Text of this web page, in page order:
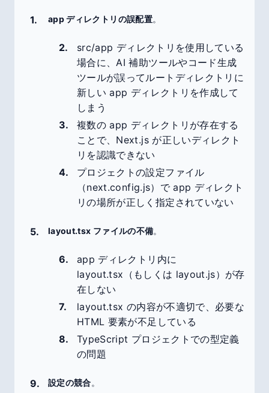
app ディレクトリの誤配置。
src/app ディレクトリを使用している
場合に、AI 補助ツールやコード生成
ツールが誤ってルートディレクトリに
新しい app ディレクトリを作成して
しまう
複数の app ディレクトリが存在する
ことで、Next.js が正しいディレクト
リを認識できない
プロジェクトの設定ファイル
（next.config.js）で app ディレクト
リの場所が正しく指定されていない
layout.tsx ファイルの不備。
app ディレクトリ内に
layout.tsx（もしくは layout.js）が存
在しない
layout.tsx の内容が不適切で、必要な
HTML 要素が不足している
TypeScript プロジェクトでの型定義
の問題
設定の競合。